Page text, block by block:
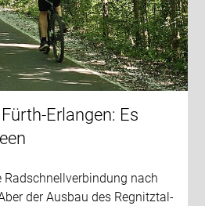
Erlangen: Es
Radschnellverbindung nach
der Ausbau des Regnitztal-